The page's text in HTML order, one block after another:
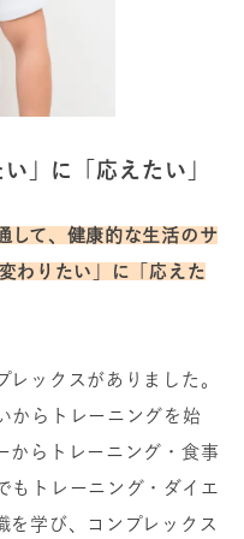
」に「応えたい」
して、健康的な生活のサ
わりたい」に「応えた
ックスがありました。
からトレーニングを始
からトレーニング・食事
もトレーニング・ダイエ
を学び、コンプレックス